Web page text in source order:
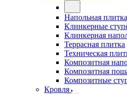
Напольная
Клинкерные
Клинкерная
Террасная плитка
Техническая
Композитная
Композитная
Композитные
Кровля